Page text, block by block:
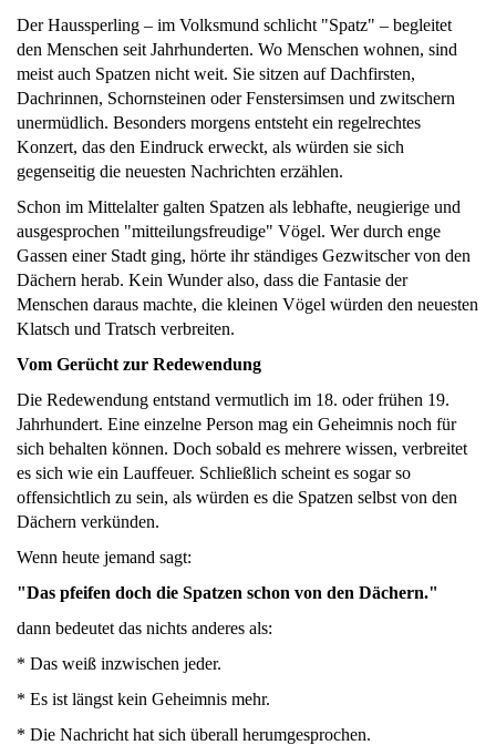
Der Haussperling – im Volksmund schlicht "Spatz" – begleitet
den Menschen seit Jahrhunderten. Wo Menschen wohnen, sind
meist auch Spatzen nicht weit. Sie sitzen auf Dachfirsten,
Dachrinnen, Schornsteinen oder Fenstersimsen und zwitschern
unermüdlich. Besonders morgens entsteht ein regelrechtes
Konzert, das den Eindruck erweckt, als würden sie sich
gegenseitig die neuesten Nachrichten erzählen.
Schon im Mittelalter galten Spatzen als lebhafte, neugierige und
ausgesprochen "mitteilungsfreudige" Vögel. Wer durch enge
Gassen einer Stadt ging, hörte ihr ständiges Gezwitscher von den
Dächern herab. Kein Wunder also, dass die Fantasie der
Menschen daraus machte, die kleinen Vögel würden den neuesten
Klatsch und Tratsch verbreiten.
Vom Gerücht zur Redewendung
Die Redewendung entstand vermutlich im 18. oder frühen 19.
Jahrhundert. Eine einzelne Person mag ein Geheimnis noch für
sich behalten können. Doch sobald es mehrere wissen, verbreitet
es sich wie ein Lauffeuer. Schließlich scheint es sogar so
offensichtlich zu sein, als würden es die Spatzen selbst von den
Dächern verkünden.
Wenn heute jemand sagt:
"Das pfeifen doch die Spatzen schon von den Dächern."
dann bedeutet das nichts anderes als:
* Das weiß inzwischen jeder.
* Es ist längst kein Geheimnis mehr.
* Die Nachricht hat sich überall herumgesprochen.